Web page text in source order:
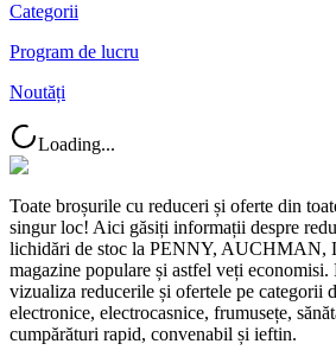
Categorii
Program de lucru
Noutăți
Loading...
Toate broșurile cu reduceri și oferte din
singur loc! Aici găsiți informații despre
lichidări de stoc la PENNY, AUCHMAN,
magazine populare și astfel veți
vizualiza reducerile și ofertele pe categorii
electronice, electrocasnice, frumusețe,
cumpărături rapid, convenabil și ieftin.